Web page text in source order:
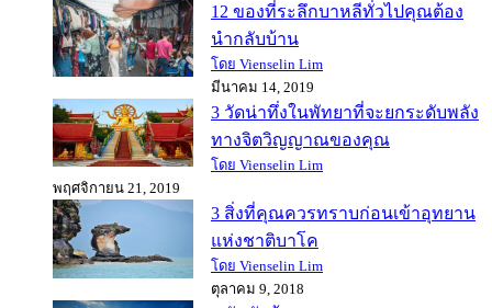
12 ของที่ระลึกบาหลีทั่วไปคุณต้อง
นำกลับบ้าน
โดย Vienselin Lim
มีนาคม 14, 2019
3 วัดน่าทึ่งในพัทยาที่จะยกระดับพลัง
ทางจิตวิญญาณของคุณ
โดย Vienselin Lim
พฤศจิกายน 21, 2019
3 สิ่งที่คุณควรทราบก่อนเข้าอุทยาน
แห่งชาติบาโค
โดย Vienselin Lim
ตุลาคม 9, 2018